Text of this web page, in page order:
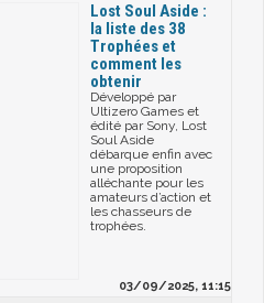
Lost Soul Aside :
la liste des 38
Trophées et
comment les
obtenir
Développé par
Ultizero Games et
édité par Sony, Lost
Soul Aside
débarque enfin avec
une proposition
alléchante pour les
amateurs d’action et
les chasseurs de
trophées.
03/09/2025, 11:15